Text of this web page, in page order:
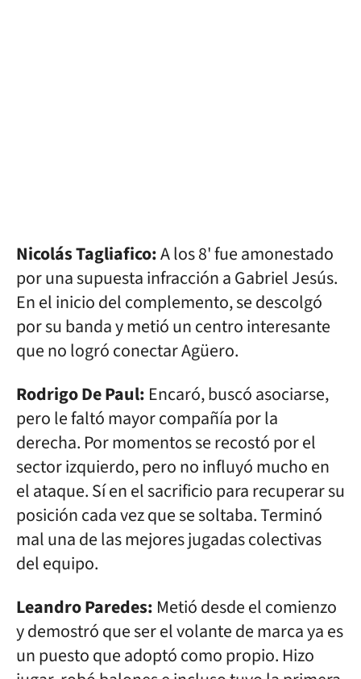
Nicolás Tagliafico:A los 8' fue amonestado
por una supuesta infracción a Gabriel Jesús.
En el inicio del complemento, se descolgó
por su banda y metió un centro interesante
que no logró conectar Agüero.
Rodrigo De Paul: Encaró, buscó asociarse,
pero le faltó mayor compañía por la
derecha. Por momentos se recostó por el
sector izquierdo, pero no influyó mucho en
el ataque. Sí en el sacrificio para recuperar su
posición cada vez que se soltaba. Terminó
mal una de las mejores jugadas colectivas
del equipo.
Leandro Paredes: Metió desde el comienzo
y demostró que ser el volante de marca ya es
un puesto que adoptó como propio. Hizo